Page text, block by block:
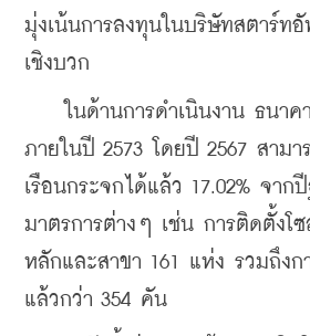
มุ่งเน้นการลงทุนในบริษัทสตาร์ท
เชิงบวก
ในด้านการดำเนินงาน ธนาคา
ภายในปี 2573 โดยปี 2567 สาม
เรือนกระจกได้แล้ว 17.02% จาก
มาตรการต่างๆ เช่น การติดตั้งโซ
หลักและสาขา 161 แห่ง รวมถึงก
แล้วกว่า 354 คัน